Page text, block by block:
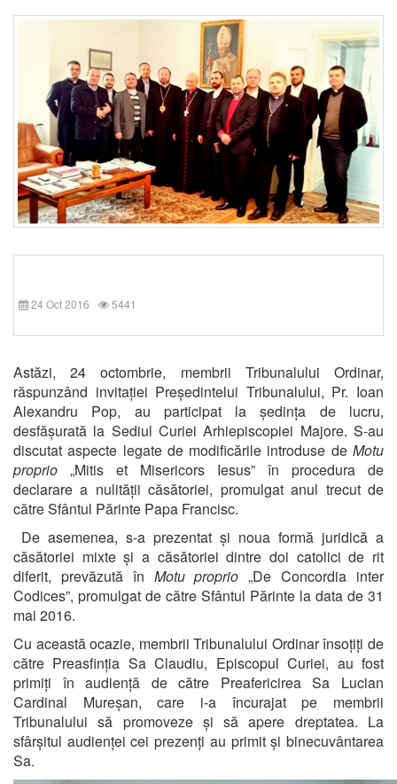
24 Oct 2016 5441
Astăzi, 24 octombrie, membrii Tribunalului Ordinar,
răspunzând invitației Președintelui Tribunalului, Pr. Ioan
Alexandru Pop, au participat la ședința de lucru,
desfășurată la Sediul Curiei Arhiepiscopiei Majore. S-au
discutat aspecte legate de modificările introduse de Motu
proprio „Mitis et Misericors Iesus” în procedura de
declarare a nulității căsătoriei, promulgat anul trecut de
către Sfântul Părinte Papa Francisc.
De asemenea, s-a prezentat și noua formă juridică a
căsătoriei mixte și a căsătoriei dintre doi catolici de rit
diferit, prevăzută în Motu proprio „De Concordia inter
Codices”, promulgat de către Sfântul Părinte la data de 31
mai 2016.
Cu această ocazie, membrii Tribunalului Ordinar însoțiți de
către Preasfinția Sa Claudiu, Episcopul Curiei, au fost
primiți în audiență de către Preafericirea Sa Lucian
Cardinal Mureșan, care i-a încurajat pe membrii
Tribunalului să promoveze și să apere dreptatea. La
sfârșitul audienței cei prezenți au primit și binecuvântarea
Sa.